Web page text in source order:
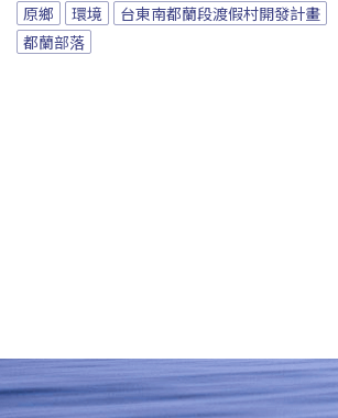
原鄉 環境
台東南都蘭段渡假村開發計畫
都蘭部落